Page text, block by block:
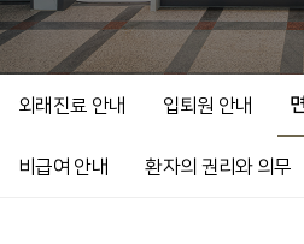
외래진료 안내 입퇴원 안내
비급여 안내 환자의 권리와 의무